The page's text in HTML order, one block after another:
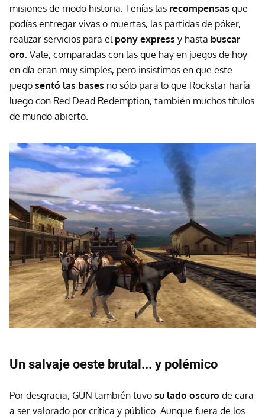
misiones de modo historia. Tenías las recompensas que
podías entregar vivas o muertas, las partidas de póker,
realizar servicios para el pony express y hasta buscar
oro. Vale, comparadas con las que hay en juegos de hoy
en día eran muy simples, pero insistimos en que este
juego sentó las bases no sólo para lo que Rockstar haría
luego con Red Dead Redemption, también muchos títulos
de mundo abierto.
Un salvaje oeste brutal... y polémico
Por desgracia, GUN también tuvo su lado oscuro de cara
a ser valorado por crítica y público. Aunque fuera de los